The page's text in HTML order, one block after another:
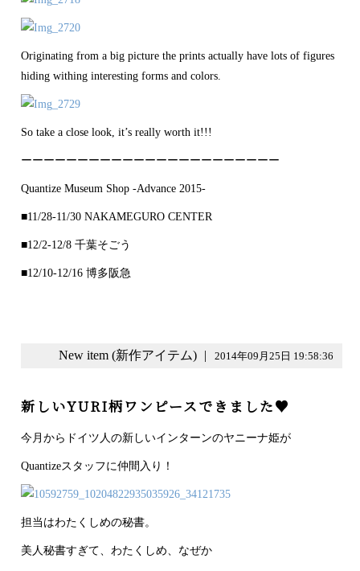
Originating from a big picture the prints actually have lots of figures
hiding withing interesting forms and colors.
So take a close look, it’s really worth it!!!
ーーーーーーーーーーーーーーーーーーーーーーー
Quantize Museum Shop -Advance 2015-
■11/28-11/30 NAKAMEGURO CENTER
■12/2-12/8 千葉そごう
■12/10-12/16 博多阪急
New item (新作アイテム) | 2014年09月25日 19:58:36
新しいYURI柄ワンピースできました♥
今月からドイツ人の新しいインターンのヤニーナ姫が
Quantizeスタッフに仲間入り！
担当はわたくしめの秘書。
美人秘書すぎて、わたくしめ、なぜか